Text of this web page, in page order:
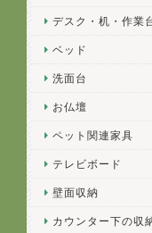
デスク・机・作業
ベッド
洗面台
お仏壇
ペット関連家具
テレビボード
壁面収納
カウンター下の収